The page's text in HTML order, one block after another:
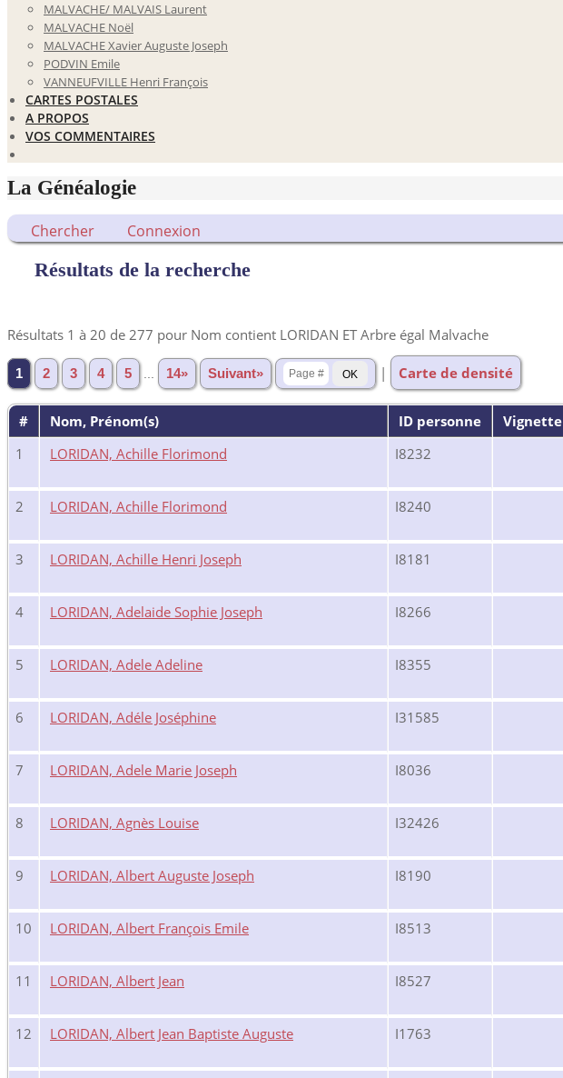
MALVACHE/ MALVAIS Laurent
MALVACHE Noël
MALVACHE Xavier Auguste Joseph
PODVIN Emile
VANNEUFVILLE Henri François
CARTES POSTALES
A PROPOS
VOS COMMENTAIRES
La Généalogie
Chercher Connexion
Résultats de la recherche
Résultats 1 à 20 de 277 pour Nom contient LORIDAN ET Arbre égal Malvache
1 2 3 4 5 14» Suivant» | Carte de densité
# Nom, Prénom(s) ID personne Vignette
1
LORIDAN, Achille Florimond I8232
2 LORIDAN, Achille Florimond I8240
3 LORIDAN, Achille Henri Joseph I8181
4 LORIDAN, Adelaide Sophie Joseph I8266
5 LORIDAN, Adele Adeline I8355
6 LORIDAN, Adéle Joséphine I31585
7 LORIDAN, Adele Marie Joseph I8036
8 LORIDAN, Agnès Louise I32426
9 LORIDAN, Albert Auguste Joseph I8190
10 LORIDAN, Albert François Emile I8513
11 LORIDAN, Albert Jean I8527
12 LORIDAN, Albert Jean Baptiste Auguste I1763